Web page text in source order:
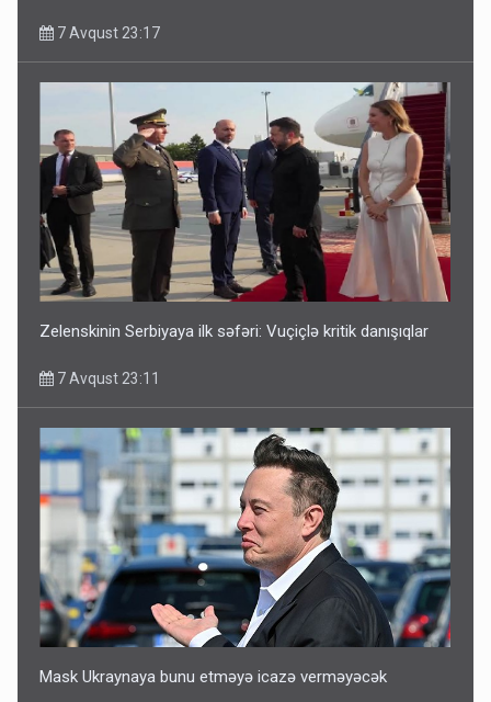
Media və Yayım Şurasına əlavə hüquq və vəzifələr verilib
7 Avqust 13:24
7 Avqust 23:17
Zelenskinin Serbiyaya ilk səfəri: Vuçiçlə kritik danışıqlar
7 Avqust 23:11
Mask Ukraynaya bunu etməyə icazə verməyəcək